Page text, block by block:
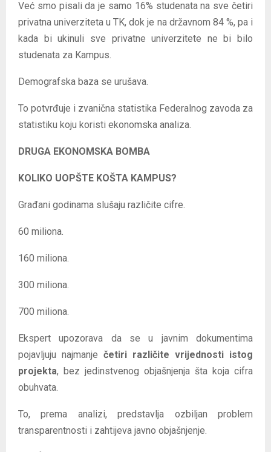
Već smo pisali da je samo 16% studenata na sve četiri
privatna univerziteta u TK, dok je na državnom 84 %, pa i
kada bi ukinuli sve privatne univerzitete ne bi bilo
studenata za Kampus.
Demografska baza se urušava.
To potvrđuje i zvanična statistika Federalnog zavoda za
statistiku koju koristi ekonomska analiza.
DRUGA EKONOMSKA BOMBA
KOLIKO UOPŠTE KOŠTA KAMPUS?
Građani godinama slušaju različite cifre.
60 miliona.
160 miliona.
300 miliona.
700 miliona.
Ekspert upozorava da se u javnim dokumentima
pojavljuju najmanje četiri različite vrijednosti istog
projekta, bez jedinstvenog objašnjenja šta koja cifra
obuhvata.
To, prema analizi, predstavlja ozbiljan problem
transparentnosti i zahtijeva javno objašnjenje.